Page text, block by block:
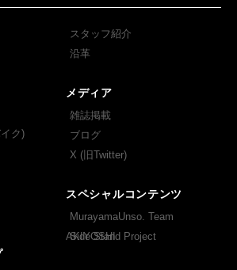
ク)
スタッフ紹介
沿革
メディア
雑誌掲載
ブログ
X (旧Twitter)
スペシャルコンテンツ
MurayamaUnso. Team
AKIYOSHI
Side Stand Project